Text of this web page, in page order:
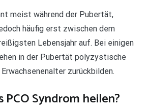
meist während der Pubertät,
häufig erst zwischen dem
Lebensjahr auf. Bei einigen
in der Pubertät polyzystische
zurückbilden.
PCO Syndrom heilen?